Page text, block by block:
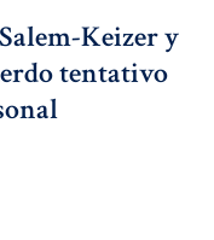
Keizer y
tentativo